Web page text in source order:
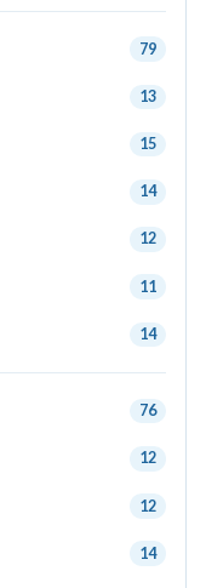
79
13
15
14
12
11
14
76
12
12
14